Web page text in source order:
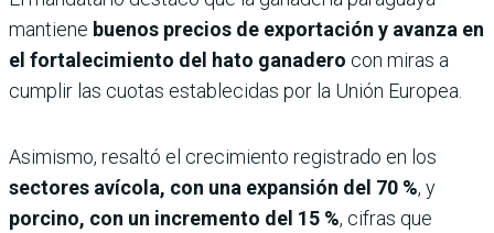
mantiene buenos precios de exportación y avanza en
el fortalecimiento del hato ganadero con miras a
cumplir las cuotas establecidas por la Unión Europea.
Asimismo, resaltó el crecimiento registrado en los
sectores avícola, con una expansión del 70 %, y
porcino, con un incremento del 15 %, cifras que